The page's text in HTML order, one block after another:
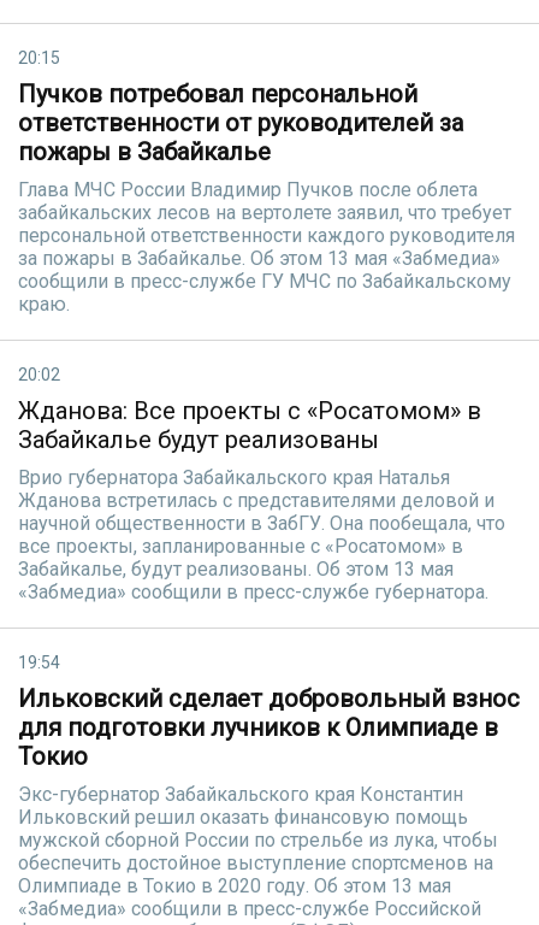
20:15
Пучков потребовал персональной
ответственности от руководителей за
пожары в Забайкалье
Глава МЧС России Владимир Пучков после облета
забайкальских лесов на вертолете заявил, что требует
персональной ответственности каждого руководителя
за пожары в Забайкалье. Об этом 13 мая «Забмедиа»
сообщили в пресс-службе ГУ МЧС по Забайкальскому
краю.
20:02
Жданова: Все проекты с «Росатомом» в
Забайкалье будут реализованы
Врио губернатора Забайкальского края Наталья
Жданова встретилась с представителями деловой и
научной общественности в ЗабГУ. Она пообещала, что
все проекты, запланированные с «Росатомом» в
Забайкалье, будут реализованы. Об этом 13 мая
«Забмедиа» сообщили в пресс-службе губернатора.
19:54
Ильковский сделает добровольный взнос
для подготовки лучников к Олимпиаде в
Токио
Экс-губернатор Забайкальского края Константин
Ильковский решил оказать финансовую помощь
мужской сборной России по стрельбе из лука, чтобы
обеспечить достойное выступление спортсменов на
Олимпиаде в Токио в 2020 году. Об этом 13 мая
«Забмедиа» сообщили в пресс-службе Российской